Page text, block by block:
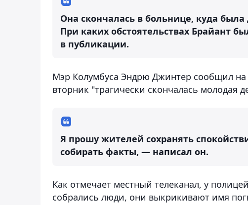
Она скончалась в больнице, куда
При каких обстоятельствах Брайант
в публикации.
Мэр Колумбуса Эндрю Джинтер сообщил на
вторник "трагически скончалась молодая
Я прошу жителей сохранять
собирать факты, — написал он.
Как отмечает местный телеканал, у
собрались люди, они выкрикивают имя